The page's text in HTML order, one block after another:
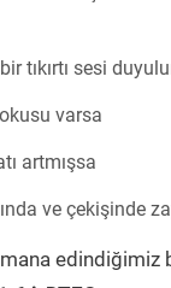
tıkırtı sesi
varsa
artmışsa
ve çekişinde